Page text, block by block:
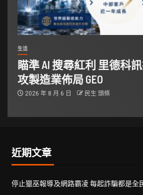
生活
瞄準 AI 搜尋紅利 里德科
攻製造業佈局 GEO
2026 年 8 月 6 日 民生 頭條
近期文章
停止獵巫報導及網路霸凌 每起詐騙都是全